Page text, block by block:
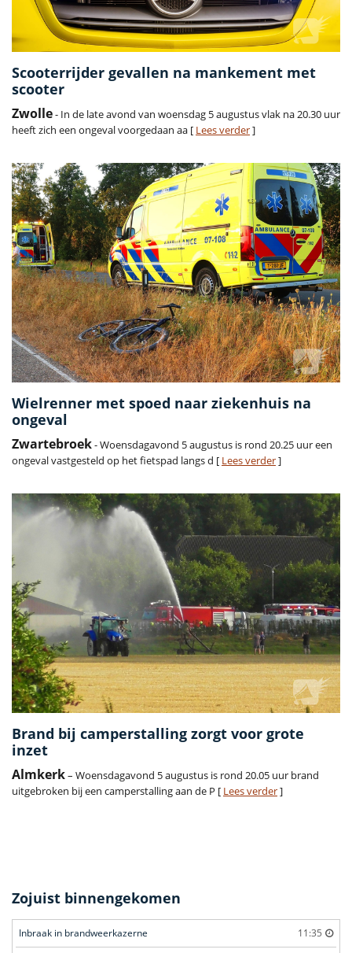
Scooterrijder gevallen na mankement met
scooter
Zwolle- In de late avond van woensdag 5 augustus vlak na 20.30 uur
heeft zich een ongeval voorgedaan aa [ Lees verder]
Wielrenner met spoed naar ziekenhuis na
ongeval
Zwartebroek- Woensdagavond 5 augustus is rond 20.25 uur een
ongeval vastgesteld op het fietspad langs d [ Lees verder]
Brand bij camperstalling zorgt voor grote
inzet
Almkerk– Woensdagavond 5 augustus is rond 20.05 uur brand
uitgebroken bij een camperstalling aan de P [ Lees verder]
Zojuist binnengekomen
Inbraak in brandweerkazerne 11:35